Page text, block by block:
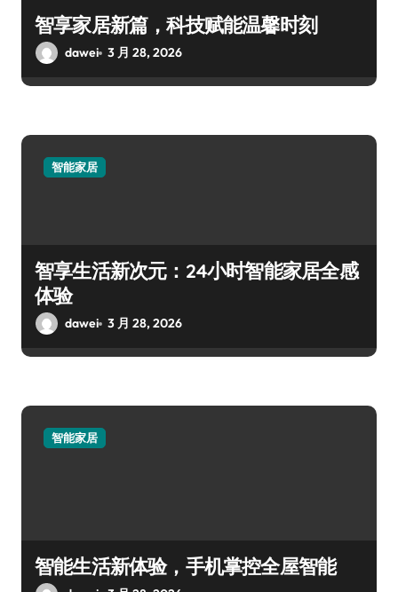
智享家居新篇，科技赋能温馨时刻
dawei 3 月 28, 2026
智能家居
智享生活新次元：24小时智能家居全感
体验
dawei 3 月 28, 2026
智能家居
智能生活新体验，手机掌控全屋智能